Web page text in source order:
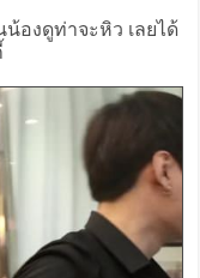
องดูท่าจะหิว เลยได้